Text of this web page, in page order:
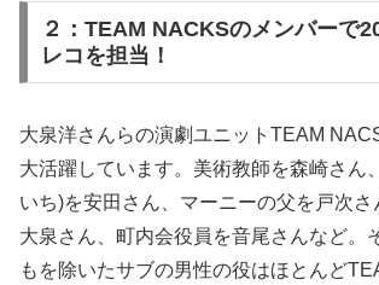
２：TEAM NACKSのメンバーで
レコを担当！
大泉洋さんらの演劇ユニットTEAM
大活躍しています。美術教師を森崎さん
いち)を安田さん、マーニーの父を戸次さ
大泉さん、町内会役員を音尾さんなど。
もを除いたサブの男性の役はほとんど